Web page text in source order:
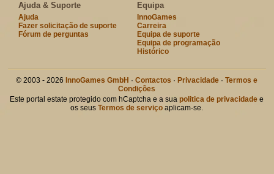
Ajuda & Suporte
Ajuda
Fazer solicitação de suporte
Fórum de perguntas
Equipa
InnoGames
Carreira
Equipa de suporte
Equipa de programação
Histórico
© 2003 - 2026 InnoGames GmbH ·Contactos · Privacidade ·Termos e
Condições
Este portal estate protegido com hCaptcha e a suapolitica de privacidade e
os seusTermos de serviço aplicam-se.